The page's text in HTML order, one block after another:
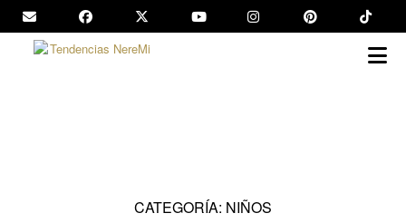
Saltar
contenido
CATEGORÍA: NIÑOS